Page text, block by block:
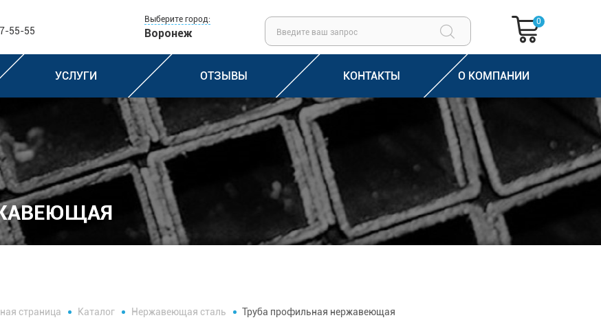
55-55
Выберите город:
Воронеж
0
УСЛУГИ ОТЗЫВЫ КОНТАКТЫ О КОМПАНИИ
страница Каталог Нержавеющая сталь Труба профильная нержавеющая